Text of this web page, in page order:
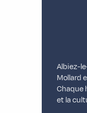
Albiez-
Mollard
Chaque
et la